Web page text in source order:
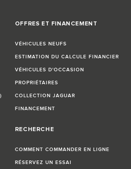
OFFRES ET FINANCEMENT
VÉHICULES NEUFS
ESTIMATION DU CALCULE FINANCIER
VÉHICULES D'OCCASION
PROPRIÉTAIRES
COLLECTION JAGUAR
FINANCEMENT
RECHERCHE
COMMENT COMMANDER EN LIGNE
RÉSERVEZ UN ESSAI